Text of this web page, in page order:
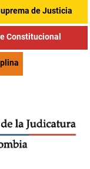
de Justicia
Constitucional